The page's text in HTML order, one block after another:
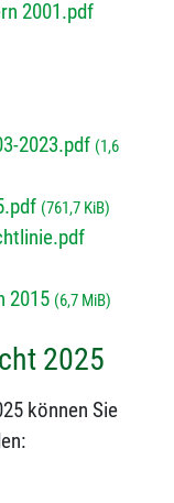
2001.pdf
2023.pdf (1,6
(761,7 KiB)
2015 (6,7 MiB)
2025
können Sie